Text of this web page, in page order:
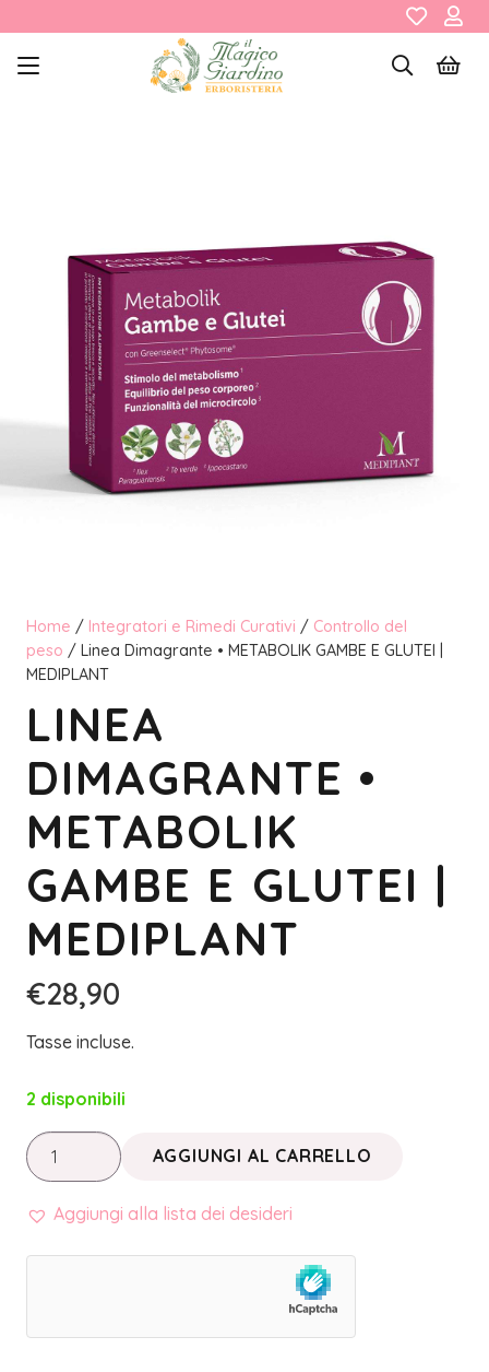
Home / Integratori e Rimedi Curativi / Controllo del
peso / Linea Dimagrante • METABOLIK GAMBE E GLUTEI |
MEDIPLANT
LINEA
DIMAGRANTE •
METABOLIK
GAMBE E GLUTEI |
MEDIPLANT
€28,90
Tasse incluse.
2 disponibili
Linea
Dimagrante
•
AGGIUNGI AL CARRELLO
Aggiungi alla lista dei desideri